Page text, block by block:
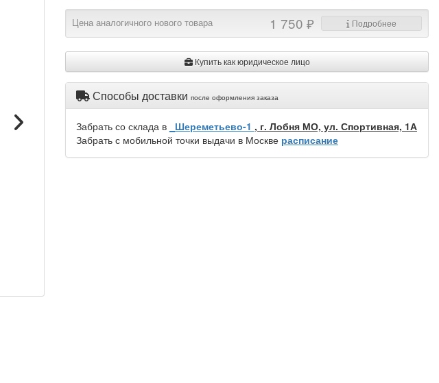
Цена аналогичного нового товара 1 750 ₽ Подробнее
Купить как юридическое лицо
Способы доставки после оформления заказа
Забрать со склада в _Шереметьево-1 , г. Лобня МО, ул. Спортивная, 1А
Забрать с мобильной точки выдачи в Москве расписание